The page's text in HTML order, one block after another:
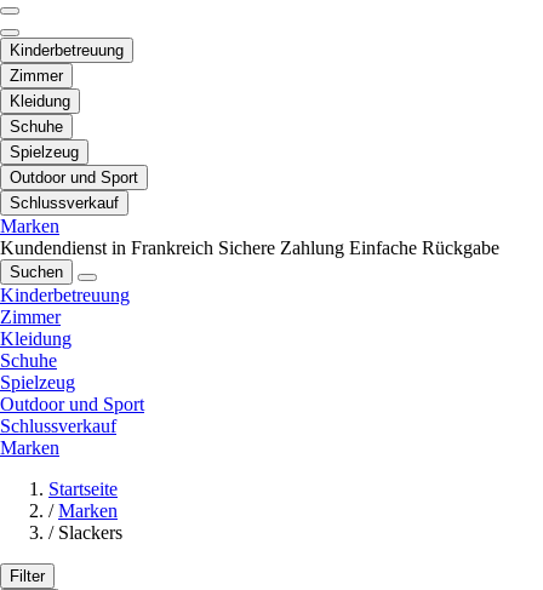
Kinderbetreuung
Zimmer
Kleidung
Schuhe
Spielzeug
Outdoor und Sport
Schlussverkauf
Marken
Kundendienst in Frankreich Sichere Zahlung Einfache Rückgabe
Suchen
Kinderbetreuung
Zimmer
Kleidung
Schuhe
Spielzeug
Outdoor und Sport
Schlussverkauf
Marken
Startseite
/ Marken
/ Slackers
Filter